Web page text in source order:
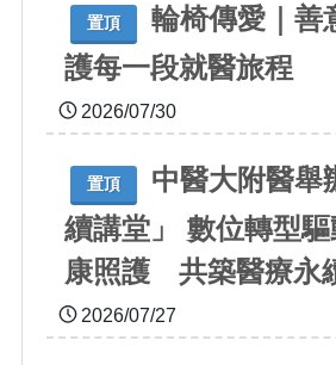
置頂
輪椅傳愛｜善
護每一段就醫旅程
2026/07/30
置頂
中醫大附醫舉
續講堂」 數位轉型
康照護 共築醫療永
2026/07/27